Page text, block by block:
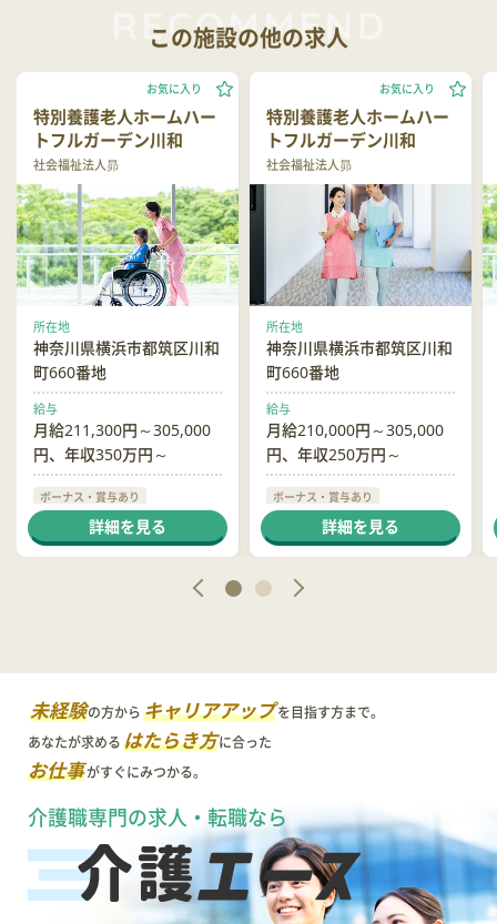
この施設の他の求人
特別養護老人ホームハー
トフルガーデン川和
社会福祉法人昴
お気に入り
所在地
神奈川県横浜市都筑区川和
町660番地
給与
月給211,300円～305,000
円、年収350万円～
ボーナス・賞与あり
社会保険完備
制服貸与
詳細を見る
特別養護老人ホームハー
トフルガーデン川和
社会福祉法人昴
お気に入り
所在地
神奈川県横浜市都筑区川和
町660番地
給与
月給210,000円～305,000
円、年収250万円～
ボーナス・賞与あり
社会保険完備
交通費支給
詳細を見る
未経験の方からキャリアアップを目指す方まで。
あなたが求めるはたらき方に合った
お仕事がすぐにみつかる。
介護職専門の求人・転職なら